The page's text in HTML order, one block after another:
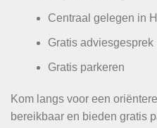
Centraal gelegen in
Gratis adviesgesprek
Gratis parkeren
Kom langs voor een
bereikbaar en bieden gratis